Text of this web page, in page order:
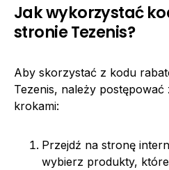
Jak wykorzystać
stronie Tezenis?
Aby skorzystać z kodu
Tezenis, należy
krokami:
Przejdź na stronę
wybierz produkty,